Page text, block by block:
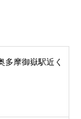
多摩御嶽駅近く